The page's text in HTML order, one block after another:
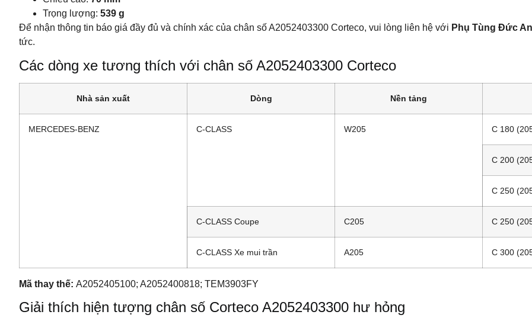
Trọng lượng: 539 g
Để nhận thông tin báo giá đầy đủ và chính xác của chân số A2052403300 Corteco, vui lòng liên hệ với Phụ Tùng Đức
tức.
Các dòng xe tương thích với chân số A2052403300 Corteco
Nhà sản xuất Dòng Nền tảng
MERCEDES-BENZ C-CLASS W205 C 180
C 200
C 250
C-CLASS Coupe C205 C 250
C-CLASS Xe mui trần A205 C 300
Mã thay thế: A2052405100; A2052400818; TEM3903FY
Giải thích hiện tượng chân số Corteco A2052403300 hư hỏng